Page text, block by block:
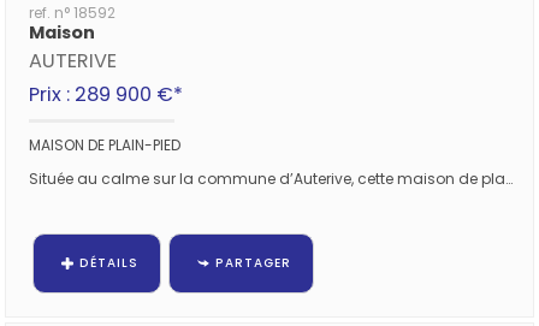
ref. n° 18592
Maison
AUTERIVE
Prix : 289 900 €*
MAISON DE PLAIN-PIED
Située au calme sur la commune d’Auterive, cette maison de plain-pied de 98 m² offre un emplacement idéal : gare à 5 minutes à...
DÉTAILS PARTAGER